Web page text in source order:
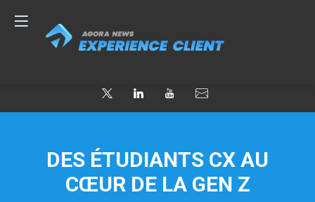
DES ÉTUDIANTS CX AU
CŒUR DE LA GEN Z